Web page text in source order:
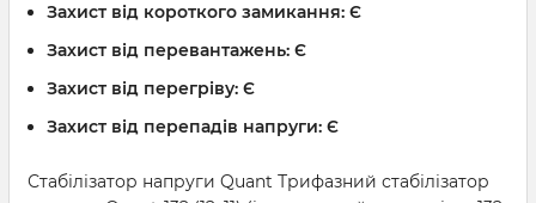
Захист від короткого замикання: Є
Захист від перевантажень: Є
Захист від перегріву: Є
Захист від перепадів напруги: Є
Стабілізатор напруги Quant Трифазний стабілізатор